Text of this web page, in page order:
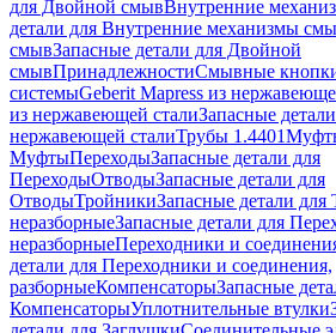
для Двойной смывВнутренние
детали для Внутренние механизмы
смывЗапасные детали для Двойной
смывПринадлежностиСмывные
системыGeberit Mapress из
из нержавеющей сталиЗапасные
нержавеющей сталиТрубы 1.4401
МуфтыПереходыЗапасные детали для
ПереходыОтводыЗапасные детали для
ОтводыТройникиЗапасные детали для
неразборныеЗапасные детали для
неразборныеПереходники и
детали для Переходники и соединения,
разборныеКомпенсаторыЗапасные
КомпенсаторыУплотнительные втулки